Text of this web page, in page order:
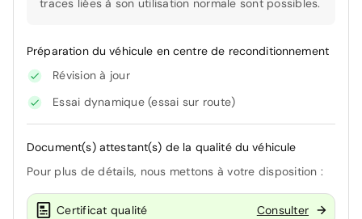
traces liées à son utilisation normale sont possibles.
Préparation du véhicule en centre de reconditionnement
Révision à jour
Essai dynamique (essai sur route)
Document(s) attestant(s) de la qualité du véhicule
Pour plus de détails, nous mettons à votre disposition :
Certificat qualité Consulter